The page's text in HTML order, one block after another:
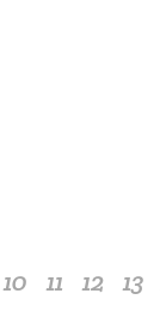
10 11 12 13